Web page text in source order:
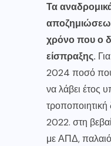
Τα
χρόνο που ο
είσπραξης.
2024 ποσό
να λάβει έτος
2022. στη
με ΑΠΔ,